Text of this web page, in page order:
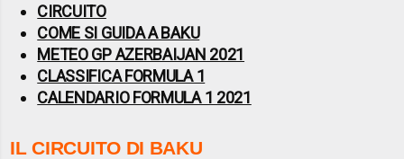
CIRCUITO
COME SI GUIDA A BAKU
METEO GP AZERBAIJAN 2021
CLASSIFICA FORMULA 1
CALENDARIO FORMULA 1 2021
IL CIRCUITO DI BAKU